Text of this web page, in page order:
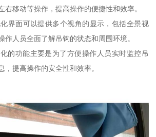
右移动等操作，提高操作的便捷性和效率。
界面可以提供多个视角的显示，包括全景视
作人员全面了解吊钩的状态和周围环境。
的功能主要是为了方便操作人员实时监控吊
，提高操作的安全性和效率。